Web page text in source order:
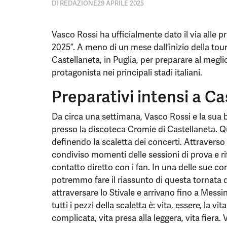
DI REDAZIONE29 APRILE 2025
Vasco Rossi ha ufficialmente dato il via alle
2025”. A meno di un mese dall’inizio della
Castellaneta, in Puglia, per preparare al
protagonista nei principali stadi italiani.
Preparativi intensi a
Da circa una settimana, Vasco Rossi e la
presso la discoteca Cromie di Castellaneta.
definendo la scaletta dei concerti. Attraverso
condiviso momenti delle sessioni di prova e
contatto diretto con i fan. In una delle sue
potremmo fare il riassunto di questa tornata
attraversare lo Stivale e arrivano fino a
tutti i pezzi della scaletta è: vita, essere, la
complicata, vita presa alla leggera, vita fiera.